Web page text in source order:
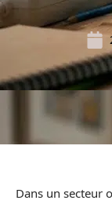
Dans un secteur